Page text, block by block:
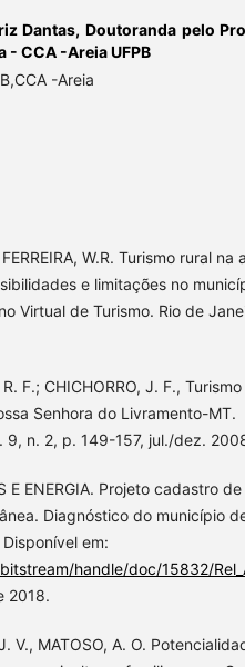
Dantas, Doutoranda pelo
CCA -Areia UFPB
-Areia
W.R. Turismo rural na
e limitações no
Virtual de Turismo. Rio de
F.; CHICHORRO, J. F.,
Senhora do Livramento-MT.
9, n. 2, p. 149-157, jul./dez.
E ENERGIA. Projeto cadastro
Diagnóstico do município
em:
handle/doc/15832/
2018.
V., MATOSO, A. O.